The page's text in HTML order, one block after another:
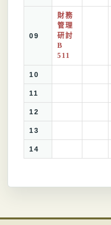
09
財務
管理
研討
B
511
10
11
12
13
14